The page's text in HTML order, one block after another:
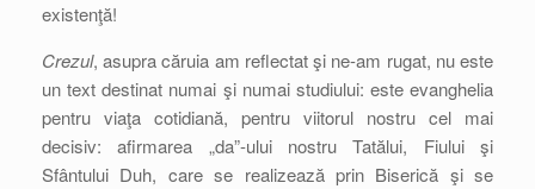
existenţă!
Crezul, asupra căruia am reflectat şi ne-am rugat, nu este
un text destinat numai şi numai studiului: este evanghelia
pentru viaţa cotidiană, pentru viitorul nostru cel mai
decisiv: afirmarea „da”-ului nostru Tatălui, Fiului şi
Sfântului Duh, care se realizează prin Biserică şi se